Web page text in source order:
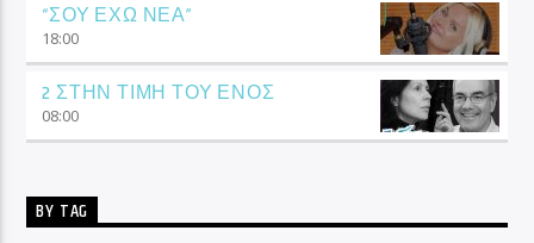
“ΣΟΥ ΕΧΩ ΝΕΑ”
18:00
2 ΣΤΗΝ ΤΙΜΗ ΤΟΥ ΕΝΟΣ
08:00
BY TAG